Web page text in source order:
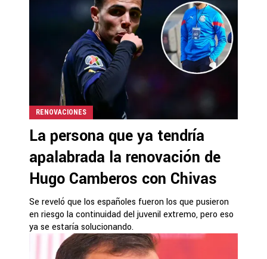
RENOVACIONES
La persona que ya tendría
apalabrada la renovación de
Hugo Camberos con Chivas
Se reveló que los españoles fueron los que pusieron
en riesgo la continuidad del juvenil extremo, pero eso
ya se estaría solucionando.